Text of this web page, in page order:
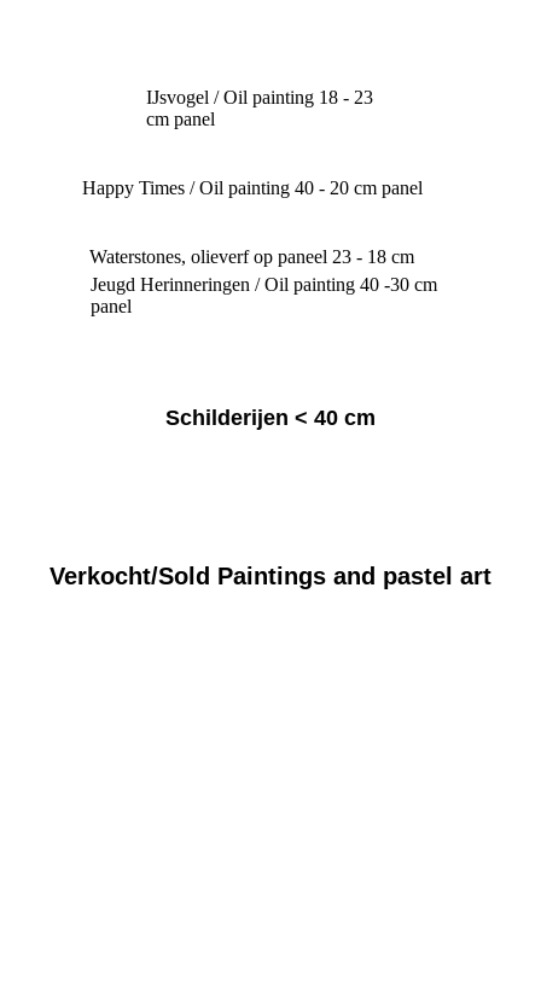
IJsvogel / Oil painting 18 - 23
cm panel
Happy Times / Oil painting 40 - 20 cm panel
Waterstones, olieverf op paneel 23 - 18 cm
Jeugd Herinneringen / Oil painting 40 -30 cm
panel
Schilderijen < 40 cm
Verkocht/Sold Paintings and pastel art